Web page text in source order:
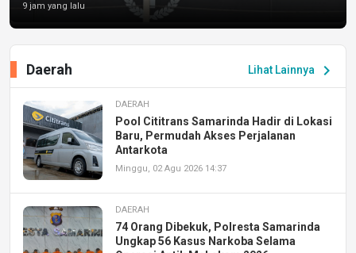
9 jam yang lalu
Lihat Lainnya chevron_right
Daerah
DAERAH
Pool Cititrans Samarinda Hadir di Lokasi
Baru, Permudah Akses Perjalanan
Antarkota
Minggu, 02 Agu 2026 14:37
DAERAH
74 Orang Dibekuk, Polresta Samarinda
Ungkap 56 Kasus Narkoba Selama